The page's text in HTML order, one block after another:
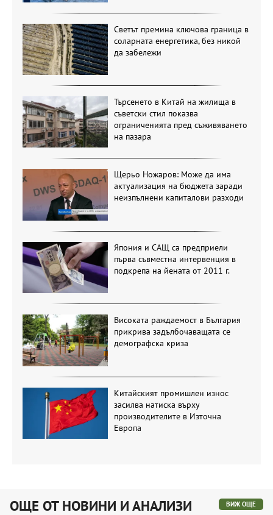
Светът премина ключова граница в
соларната енергетика, без никой
да забележи
Търсенето в Китай на жилища в
съветски стил показва
ограниченията пред съживяването
на пазара
Щерьо Ножаров: Може да има
актуализация на бюджета заради
неизпълнени капиталови разходи
Япония и САЩ са предприели
първа съвместна интервенция в
подкрепа на йената от 2011 г.
Високата раждаемост в България
прикрива задълбочаващата се
демографска криза
Китайският промишлен износ
засилва натиска върху
производителите в Източна
Европа
ОЩЕ ОТ НОВИНИ И АНАЛИЗИ ВИЖ ОЩЕ